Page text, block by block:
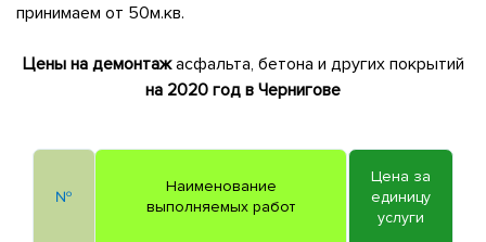
принимаем от 50м.кв.
Цены на демонтажасфальта, бетона и других покрытий
на 2020 год в Чернигове
№
Наименование
выполняемых работ
Цена за
единицу
услуги